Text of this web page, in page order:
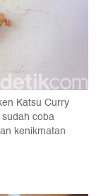
Katsu Curry
coba
kenikmatan